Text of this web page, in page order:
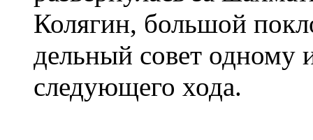
Колягин, большой
дельный совет одному
следующего хода.